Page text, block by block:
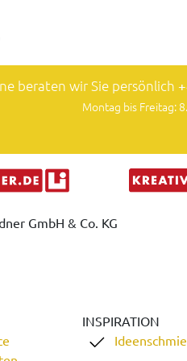
beraten wir Sie persönlich
Montag bis Freitag:
GmbH & Co. KG
INSPIRATION